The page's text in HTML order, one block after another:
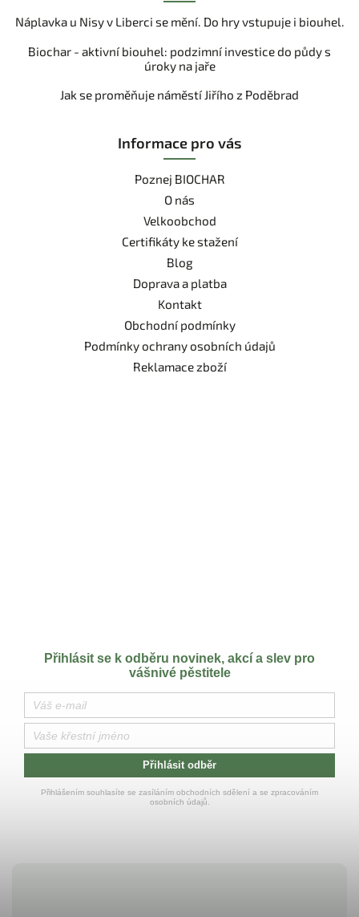
Náplavka u Nisy v Liberci se mění. Do hry vstupuje i biouhel.
Biochar - aktivní biouhel: podzimní investice do půdy s
úroky na jaře
Jak se proměňuje náměstí Jiřího z Poděbrad
Informace pro vás
Poznej BIOCHAR
O nás
Velkoobchod
Certifikáty ke stažení
Blog
Doprava a platba
Kontakt
Obchodní podmínky
Podmínky ochrany osobních údajů
Reklamace zboží
Přihlásit se k odběru novinek, akcí a slev pro
vášnivé pěstitele
Přihlásit odběr
Přihlášením souhlasíte se zasíláním obchodních sdělení a se zpracováním
osobních údajů.